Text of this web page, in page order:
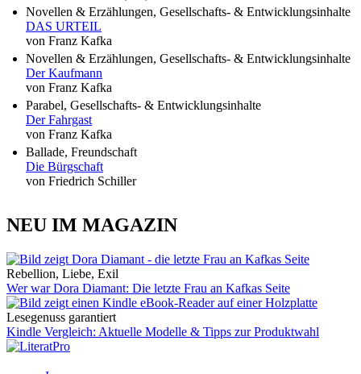
Novellen & Erzählungen, Gesellschafts- & Entwicklungsinhalte
DAS URTEIL
von Franz Kafka
Novellen & Erzählungen, Gesellschafts- & Entwicklungsinhalte
Der Kaufmann
von Franz Kafka
Parabel, Gesellschafts- & Entwicklungsinhalte
Der Fahrgast
von Franz Kafka
Ballade, Freundschaft
Die Bürgschaft
von Friedrich Schiller
NEU IM MAGAZIN
Rebellion, Liebe, Exil
Wer war Dora Diamant: Die letzte Frau an Kafkas Seite
Lesegenuss garantiert
Kindle Vergleich: Aktuelle Modelle & Tipps zur Produktwahl